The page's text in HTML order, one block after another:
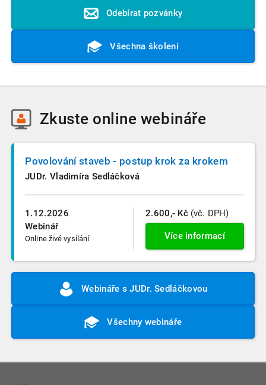
Odebírat pozvánky
Všechna školení
Zkuste online webináře
1.12.2026
Webinář
Online živé vysílání
Povolování staveb - postup krok za krokem
JUDr. Vladimíra Sedláčková
2.600,- Kč (vč. DPH)
Více informací
Webináře s JUDr. Sedláčkovou
Všechny webináře